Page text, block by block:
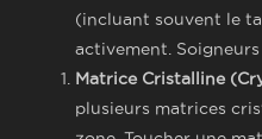
(incluant souvent le
activement. Soigneurs
Matrice Cristalline
plusieurs matrices